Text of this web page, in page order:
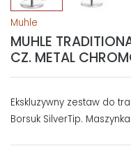
Muhle
MUHLE
CZ. METAL
Ekskluzywny zestaw do
Borsuk SilverTip.